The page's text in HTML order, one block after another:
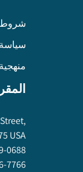
شروط
USA
0688
7766